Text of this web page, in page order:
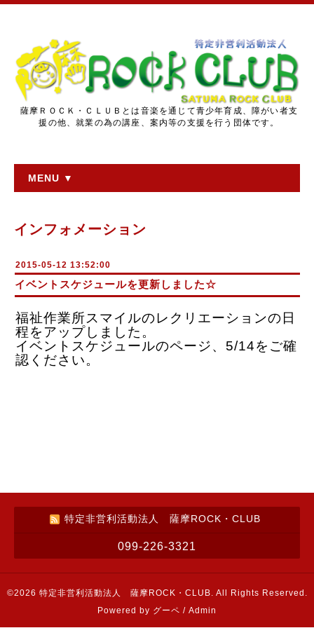
薩摩ＲＯＣＫ・ＣＬＵＢとは音楽を通じて青少年育成、障がい者支
援の他、就業の為の講座、案内等の支援を行う団体です。
MENU ▼
インフォメーション
2015-05-12 13:52:00
イベントスケジュールを更新しました☆
福祉作業所スマイルのレクリエーションの日
程をアップしました。
イベントスケジュールのページ、5/14をご確
認ください。
特定非営利活動法人 薩摩ROCK・CLUB
099-226-3321
©2026 特定非営利活動法人 薩摩ROCK・CLUB. All Rights Reserved.
Powered by グーペ / Admin